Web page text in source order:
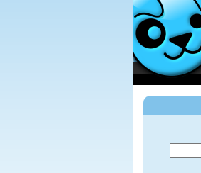
Skip to Content